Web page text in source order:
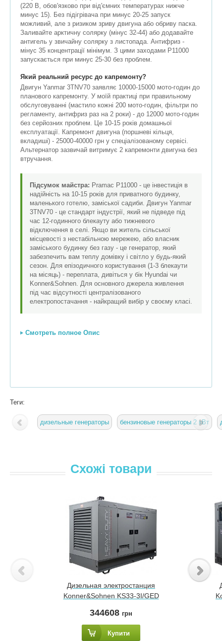
(220 В, обов'язково при від'ємних температурах нижче
минус 15). Без підігрівача при минус 20-25 запуск
можливий, але з ризиком зриву двигуна або обриву паска.
Заливайте арктичну солярку (мінус 32-44) або додавайте
антигель у звичайну солярку з листопада. Антифриз -
мінус 35 концентрації мінімум. З цими заходами P11000
запускається при минус 25-30 без проблем.
Який реальний ресурс до капремонту?
Двигун Yanmar 3TNV70 заявляє 10000-15000 мото-годин до
планового капремонту. У моїй практиці при правильному
обслуговуванні (мастило кожні 200 мото-годин, фільтри по
регламенту, антифриз раз на 2 роки) - до 12000 мото-годин
без серйозних проблем. Це 10-15 років домашньої
експлуатації. Капремонт двигуна (поршневі кільця,
вкладиші) - 25000-40000 грн у спеціалізованому сервісі.
Альтернатор зазвичай витримує 2 капремонти двигуна без
втручання.
Підсумок майстра: Pramac P11000 - це інвестиція в
надійність на 10-15 років для приватного будинку,
маленького готелю, заміської садиби. Двигун Yanmar
3TNV70 - це стандарт індустрії, який не підведе під
час 12-годинного блекауту або тижневого
відключення в селі. Якщо ви житель сільської
місцевості з нестабільною мережею, або власник
заміського будинку без газу - це генератор, який
забезпечить вам теплу домівку і світло у будь-який
сезон. Для епізодичного користування (1-3 блекаути
на місяць) - переплата, дивіться у бік Hyundai чи
Konner&Sohnen. Для основного джерела живлення
під час відсутності централізованого
електропостачання - найкращий вибір у своєму класі.
Смотреть полное Опис
Теги:
дизельные генераторы бензиновые генераторы 2 кВт
Схожі товари
Дизельная электростанция
Konner&Sohnen KS33-3I/GED
344608 грн
Купити